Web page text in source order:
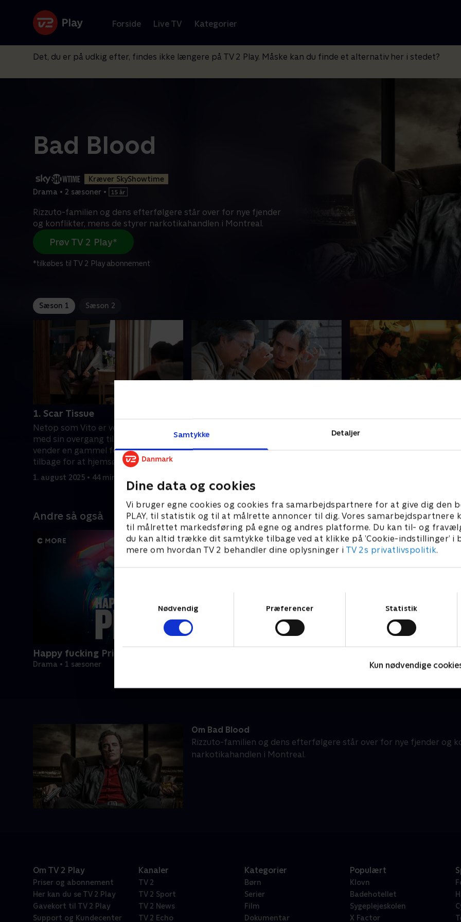
Samtykke Detaljer
Dine data og cookies
Vi bruger egne cookies og cookies fra samarbejdspartnere for at give dig den
PLAY, til statistik og til at målrette annoncer til dig. Vores samarbejdspartnere
til målrettet markedsføring på egne og andres platforme. Du kan til- og
du kan altid trække dit samtykke tilbage ved at klikke på ’Cookie-indstillinger’ i
mere om hvordan TV 2 behandler dine oplysninger i TV 2s privatlivspolitik.
Nødvendig
Præferencer Statistik
Kun nødvendige
Forside Live TV Kategorier
Det, du er på udkig efter, findes ikke længere på TV 2 Play. Måske kan du finde et alternativ her i stedet?
Bad Blood
Kræver SkyShowtime
Drama • 2 sæsoner •
Rizzuto-familien og dens efterfølgere står over for nye fjender
og konflikter, mens de styrer narkotikahandlen i Montreal.
Prøv TV 2 Play*
*tilkøbes til TV 2 Play abonnement
Sæson 1 Sæson 2
1. Scar Tissue
Netop som Vito er ved at få succes
med sin overgang til det civile liv,
vender en gammel forbrydelse
tilbage for at hjemsøge ham.
1. august 2025 • 44 min
prioritet altid vil være at beskytte
Rizzuto-familien.
Da alting ser ud til at køre
bryder en magtkamp ud, og
Andre så også
Happy fucking Pride
Drama • 1 sæsoner
Om Bad Blood
Rizzuto-familien og dens efterfølgere står over for nye fjender og
narkotikahandlen i Montreal.
Om TV 2 Play
Priser og abonnement
Her kan du se TV 2 Play
Gavekort til TV 2 Play
Support og Kundecenter
Kanaler
TV 2
TV 2 Sport
TV 2 News
TV 2 Echo
Kategorier
Børn
Serier
Film
Dokumentar
Populært
Klovn
Badehotellet
Sygeplejeskolen
X Factor